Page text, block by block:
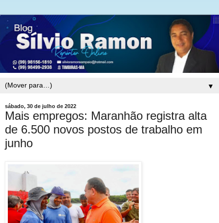
▼
sábado, 30 de julho de 2022
Mais empregos: Maranhão registra alta
de 6.500 novos postos de trabalho em
junho